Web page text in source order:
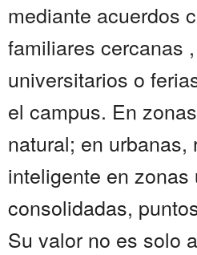
mediante acuerdos
familiares cercanas
universitarios o
el campus. En
natural; en
inteligente en zonas
consolidadas,
Su valor no es solo